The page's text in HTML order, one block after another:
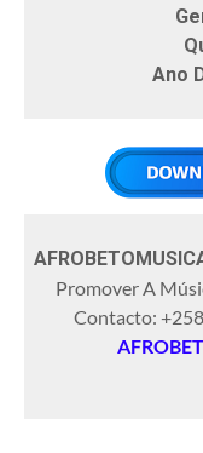
Ano
Promover A
Contacto: